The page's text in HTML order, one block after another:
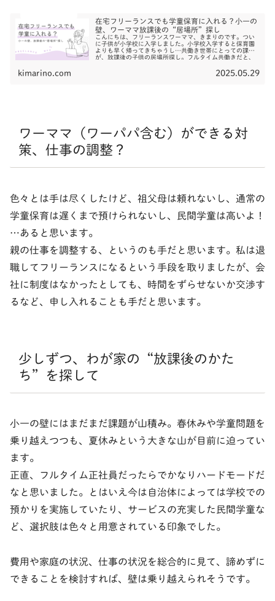
在宅フリーランスでも学童保育に入れる？小一の
壁、ワーママ放課後の“居場所”探し
こんにちは、フリーランスワーママ、きまりのです。つい
に子供が小学校に入学しました。小学校入学すると保育園
よりも早く帰ってきちゃうし…共働き世帯にとっての課題
が、放課後の子供の居場所探し。フルタイム共働きだと、
kimarino.com 2025.05.29
ワーママ（ワーパパ含む）ができる対
策、仕事の調整？
色々とは手は尽くしたけど、祖父母は頼れないし、通常の
学童保育は遅くまで預けられないし、民間学童は高いよ！
…あると思います。
親の仕事を調整する、というのも手だと思います。私は退
職してフリーランスになるという手段を取りましたが、会
社に制度はなかったとしても、時間をずらせないか交渉す
るなど、申し入れることも手だと思います。
少しずつ、わが家の“放課後のかた
ち”を探して
小一の壁にはまだまだ課題が山積み。春休みや学童問題を
乗り越えつつも、夏休みという大きな山が目前に迫ってい
ます。
正直、フルタイム正社員だったらでかなりハードモードだ
なと思いました。とはいえ今は自治体によっては学校での
預かりを実施していたり、サービスの充実した民間学童な
ど、選択肢は色々と用意されている印象でした。
費用や家庭の状況、仕事の状況を総合的に見て、諦めずに
できることを検討すれば、壁は乗り越えられそうです。